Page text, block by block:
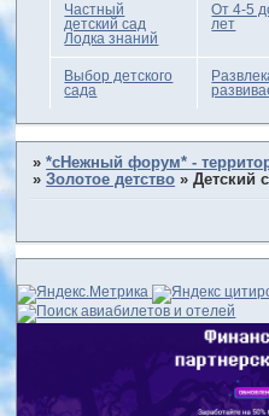
Частный
детский сад
Лодка знаний
От 4-5
лет
Выбор детского
сада
»*сНежный форум* -
»Золотое детство »Детский